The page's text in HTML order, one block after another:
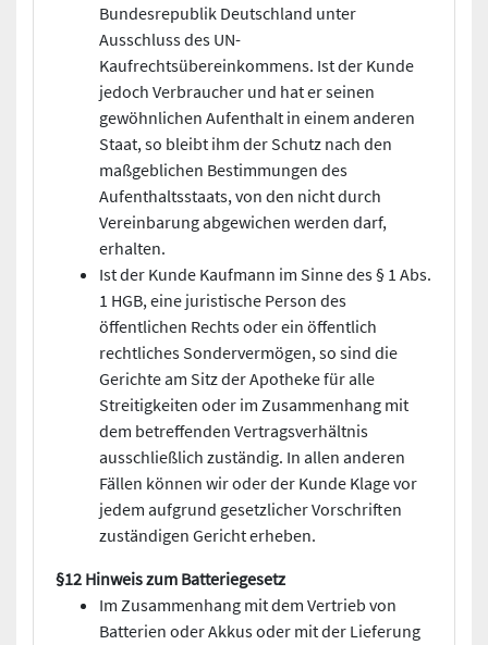
Bundesrepublik Deutschland unter
Ausschluss des UN-
Kaufrechtsübereinkommens. Ist der Kunde
jedoch Verbraucher und hat er seinen
gewöhnlichen Aufenthalt in einem anderen
Staat, so bleibt ihm der Schutz nach den
maßgeblichen Bestimmungen des
Aufenthaltsstaats, von den nicht durch
Vereinbarung abgewichen werden darf,
erhalten.
Ist der Kunde Kaufmann im Sinne des § 1 Abs.
1 HGB, eine juristische Person des
öffentlichen Rechts oder ein öffentlich
rechtliches Sondervermögen, so sind die
Gerichte am Sitz der Apotheke für alle
Streitigkeiten oder im Zusammenhang mit
dem betreffenden Vertragsverhältnis
ausschließlich zuständig. In allen anderen
Fällen können wir oder der Kunde Klage vor
jedem aufgrund gesetzlicher Vorschriften
zuständigen Gericht erheben.
§12 Hinweis zum Batteriegesetz
Im Zusammenhang mit dem Vertrieb von
Batterien oder Akkus oder mit der Lieferung